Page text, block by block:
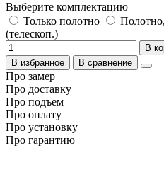
Выберите комплектацию
Только полотно
(телескоп.)
В
В избранное
В сравнение
Про замер
Про доставку
Про подъем
Про оплату
Про установку
Про гарантию